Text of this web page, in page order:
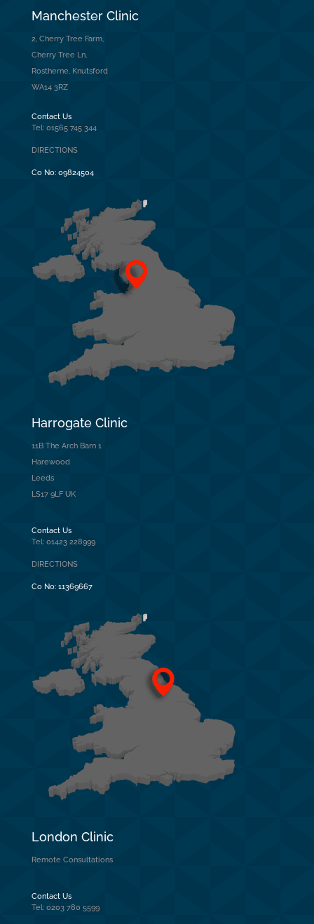
Manchester Clinic
2, Cherry Tree Farm,
Cherry Tree Ln,
Rostherne, Knutsford
WA14 3RZ
Contact Us
Tel: 01565 745 344
DIRECTIONS
Co No: 09824504
Harrogate Clinic
11B The Arch Barn 1
Harewood
Leeds
LS17 9LF UK
Contact Us
Tel: 01423 228999
DIRECTIONS
Co No: 11369667
London Clinic
Remote Consultations
Contact Us
Tel: 0203 780 5599